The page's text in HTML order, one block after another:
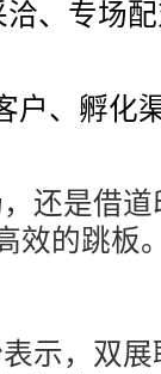
洽、专场
户、孵化
还是借
效的跳板
示，双